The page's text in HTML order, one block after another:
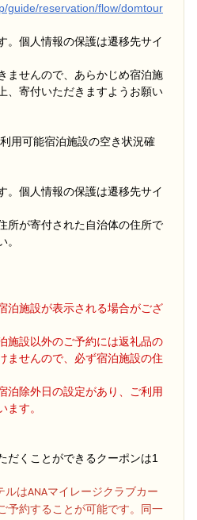
guide/reservation/flow/domtour
。個人情報の保護は遷移先サイ
ませんので、あらかじめ宿泊施
、寄付いただきますようお願い
用可能宿泊施設の空き状況確
。個人情報の保護は遷移先サイ
所が寄付された自治体の住所で
。
泊施設が表示される場合がござ
施設以外のご予約には返礼品の
ませんので、必ず宿泊施設の住
泊除外日の設定があり、ご利用
ます。
だくことができるクーポンは1
ルはANAマイレージクラブカー
予約することが可能です。同一